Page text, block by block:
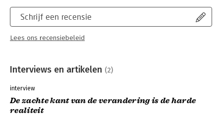
Schrijf een recensie
Lees ons recensiebeleid
Interviews en artikelen (2)
interview
De zachte kant van de verandering is de harde
realiteit